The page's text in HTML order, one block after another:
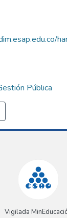
Pública
Vigilada